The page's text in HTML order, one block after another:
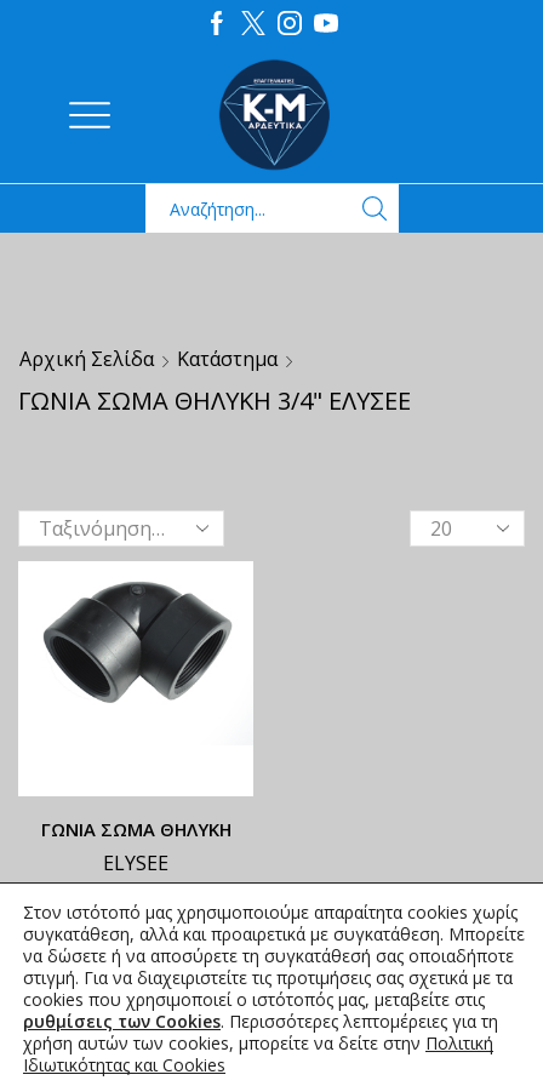
Αρχική Σελίδα Κατάστημα
ΓΩΝΙΑ ΣΩΜΑ ΘΗΛΥΚΗ 3/4" ΕΛΥΣΕΕ
ΓΩΝΙΑ ΣΩΜΑ ΘΗΛΥΚΗ
ELYSEE
ΑΝΑΓΡΑΦΟΝΤΑΙ ΣΤΟ
ΑΝΗΡΤΗΜΕΝΟ PDF
1,20€ –7,69€ συμπ. Φ.Π.Α.
Στον ιστότοπό μας χρησιμοποιούμε απαραίτητα cookies χωρίς
συγκατάθεση, αλλά και προαιρετικά με συγκατάθεση. Μπορείτε
να δώσετε ή να αποσύρετε τη συγκατάθεσή σας οποιαδήποτε
στιγμή. Για να διαχειριστείτε τις προτιμήσεις σας σχετικά με τα
cookies που χρησιμοποιεί ο ιστότοπός μας, μεταβείτε στις
ρυθμίσεις των Cookies. Περισσότερες λεπτομέρειες για τη
χρήση αυτών των cookies, μπορείτε να δείτε στην Πολιτική
Ιδιωτικότητας και Cookies